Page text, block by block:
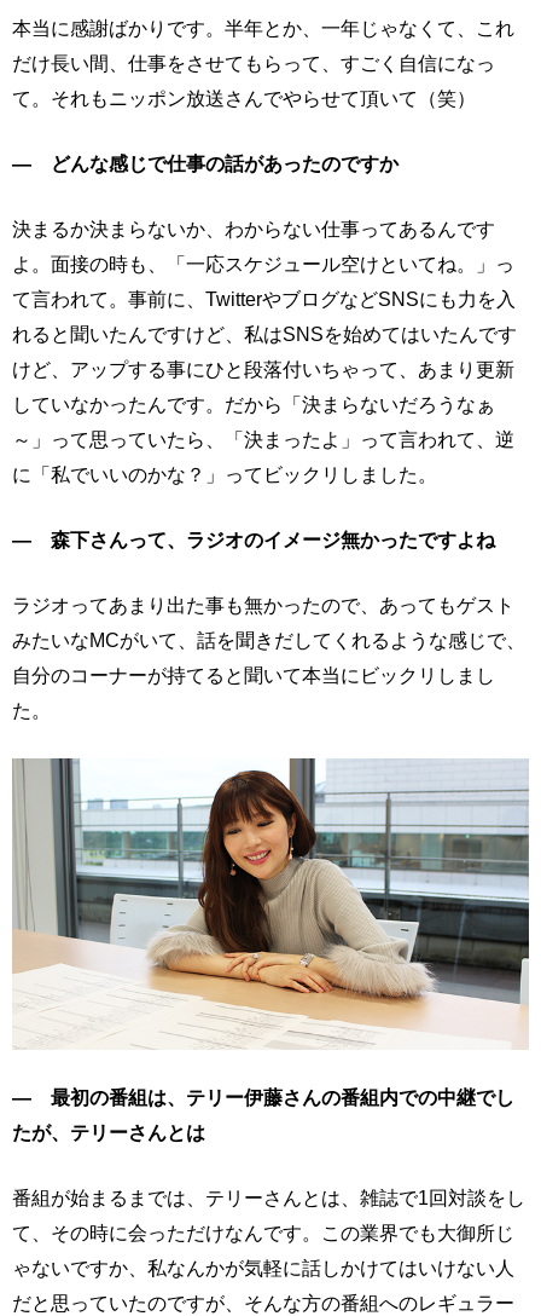
本当に感謝ばかりです。半年とか、一年じゃなくて、これ
だけ長い間、仕事をさせてもらって、すごく自信になっ
て。それもニッポン放送さんでやらせて頂いて（笑）
― どんな感じで仕事の話があったのですか
決まるか決まらないか、わからない仕事ってあるんです
よ。面接の時も、「一応スケジュール空けといてね。」っ
て言われて。事前に、TwitterやブログなどSNSにも力を入
れると聞いたんですけど、私はSNSを始めてはいたんです
けど、アップする事にひと段落付いちゃって、あまり更新
していなかったんです。だから「決まらないだろうなぁ
～」って思っていたら、「決まったよ」って言われて、逆
に「私でいいのかな？」ってビックリしました。
― 森下さんって、ラジオのイメージ無かったですよね
ラジオってあまり出た事も無かったので、あってもゲスト
みたいなMCがいて、話を聞きだしてくれるような感じで、
自分のコーナーが持てると聞いて本当にビックリしまし
た。
― 最初の番組は、テリー伊藤さんの番組内での中継でし
たが、テリーさんとは
番組が始まるまでは、テリーさんとは、雑誌で1回対談をし
て、その時に会っただけなんです。この業界でも大御所じ
ゃないですか、私なんかが気軽に話しかけてはいけない人
だと思っていたのですが、そんな方の番組へのレギュラー